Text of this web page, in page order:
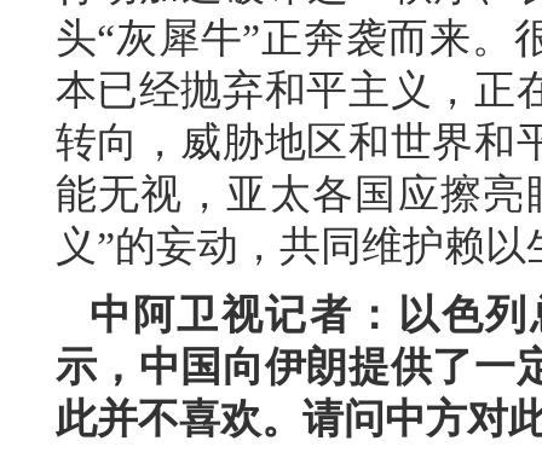
头“灰犀牛”正奔袭而来。
本已经抛弃和平主义，正
转向，威胁地区和世界和
能无视，亚太各国应擦
义”的妄动，共同维护赖
中阿卫视记者：以色
示，中国向伊朗提供了一
此并不喜欢。请问中方对